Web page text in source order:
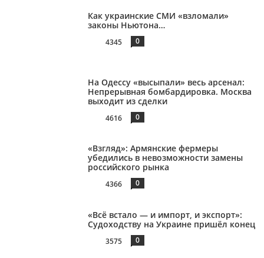
Как украинские СМИ «взломали»
законы Ньютона…
4345 0
На Одессу «высыпали» весь арсенал:
Непрерывная бомбардировка. Москва
выходит из сделки
4616 0
«Взгляд»: Армянские фермеры
убедились в невозможности замены
российского рынка
4366 0
«Всё встало — и импорт, и экспорт»:
Судоходству на Украине пришёл конец
3575 0